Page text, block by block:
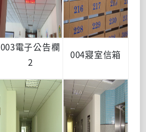
003電子公告欄
2
004寢室信箱